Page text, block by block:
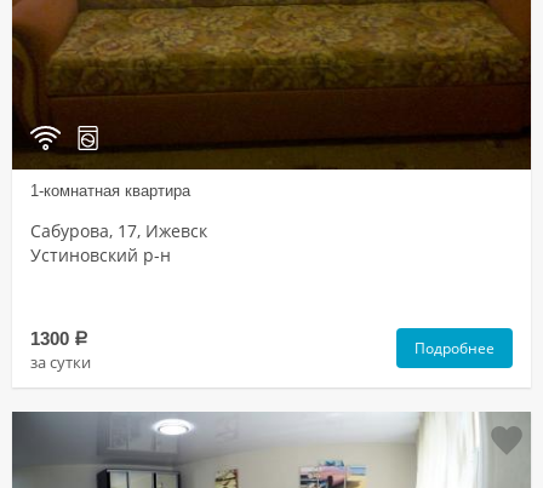
1-комнатная квартира
Сабурова, 17, Ижевск
Устиновский р-н
1300 a
за сутки
Подробнее